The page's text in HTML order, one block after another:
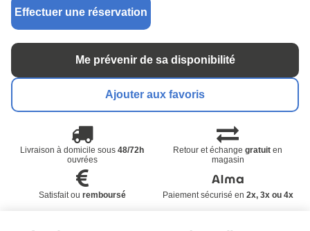
Effectuer une réservation
Me prévenir de sa disponibilité
Ajouter aux favoris
Livraison à domicile sous48/72h
ouvrées
Retour et échangegratuit en
magasin
Satisfait ou remboursé Paiement sécurisé en 2x, 3x ou 4x